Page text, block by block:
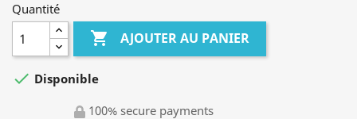
Quantité
 AJOUTER AU PANIER
 Disponible
100% secure payments